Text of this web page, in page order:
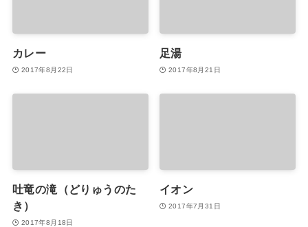
カレー
2017年8月22日
足湯
2017年8月21日
吐竜の滝（どりゅうのた
き）
2017年8月18日
イオン
2017年7月31日